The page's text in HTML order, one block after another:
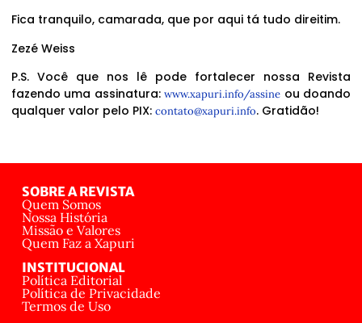
Fica tranquilo, camarada, que por aqui tá tudo direitim.
Zezé Weiss
P.S. Você que nos lê pode fortalecer nossa Revista
fazendo uma assinatura:www.xapuri.info/assine ou doando
qualquer valor pelo PIX: contato@xapuri.info. Gratidão!
SOBRE A REVISTA
Quem Somos
Nossa História
Missão e Valores
Quem Faz a Xapuri
INSTITUCIONAL
Política Editorial
Política de Privacidade
Termos de Uso